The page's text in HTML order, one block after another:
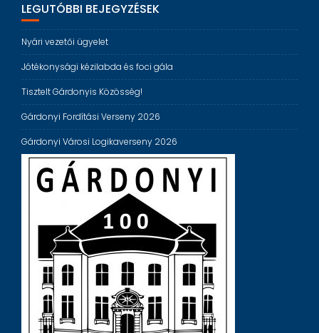
LEGUTÓBBI BEJEGYZÉSEK
Nyári vezetői ügyelet
Jótékonysági kézilabda és foci gála
Tisztelt Gárdonyis Közösség!
Gárdonyi Fordítási Verseny 2026
Gárdonyi Városi Logikaverseny 2026